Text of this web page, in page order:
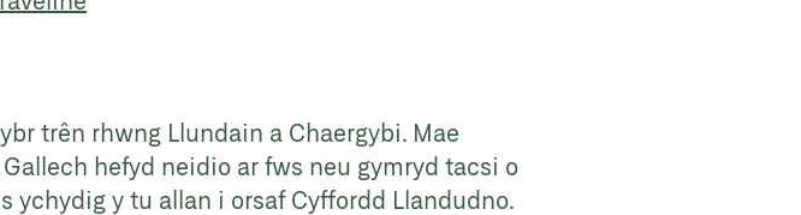
trên rhwng Llundain a Chaergybi. Mae
hefyd neidio ar fws neu gymryd tacsi o
ychydig y tu allan i orsaf Cyffordd Llandudno.